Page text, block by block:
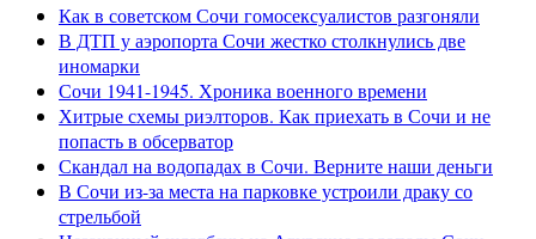
Как в советском Сочи гомосексуалистов разгоняли
В ДТП у аэропорта Сочи жестко столкнулись две
иномарки
Сочи 1941-1945. Хроника военного времени
Хитрые схемы риэлторов. Как приехать в Сочи и не
попасть в обсерватор
Скандал на водопадах в Сочи. Верните наши деньги
В Сочи из-за места на парковке устроили драку со
стрельбой